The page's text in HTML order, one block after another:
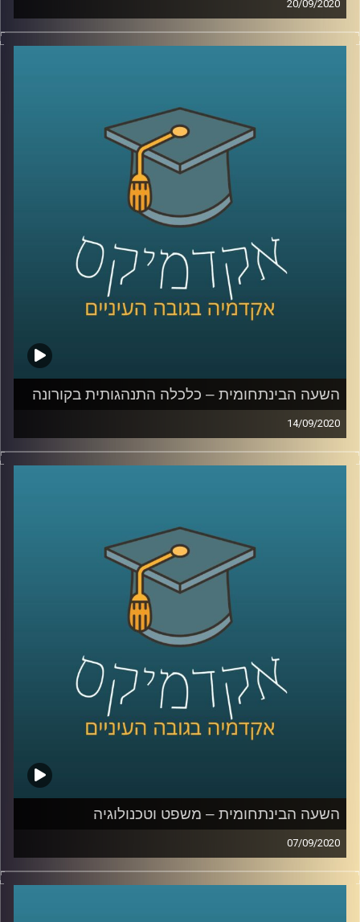
קרדיט תמונות:AudioVersity
20/09/2020
תחומי המשפט רבים ומגוונים, אך הנושא של
הצטרפו לשעה בה ד"ר רועי שפירא המתמחה
בממשל תאגידי ורגולציה מרצה בכיר מביה"ס
הארי רדזינר למשפטים יסביר על הנושא
המרתק של משפט ומוניטין, יסביר על הסנקציה
המוניטינית, ועל החשיבות של המשפט בהכוונת
ההתנהגות של חברות עסקיות
קרדיט תמונות:AudioVersity
השעה הבינתחומית – כלכלה התנהגותית בקורונה
14/09/2020
איך ניתן לשכנע את הציבור לעטות מסכות?
הצריכה שלנו באינטרנט, בתקופה משונה זו
ד"ר גיא הוכמן, ראש התוכנית לתואר שני
בכלכלה התנהגותית בביה"ס טיומקין לכלכלה
ואיבצ'ר לפסיכולוגיה בשעה שכולה מנסה
להסביר לנו – איך אפשר לשנות את ההתנהגות
שלנו בזמן הקורונה.
קרדיט תמונות:AudioVersity
השעה הבינתחומית – משפט וטכנולוגיה
07/09/2020
כמו חתול ועכבר, ככה גם בזירה הטכנולוגית;